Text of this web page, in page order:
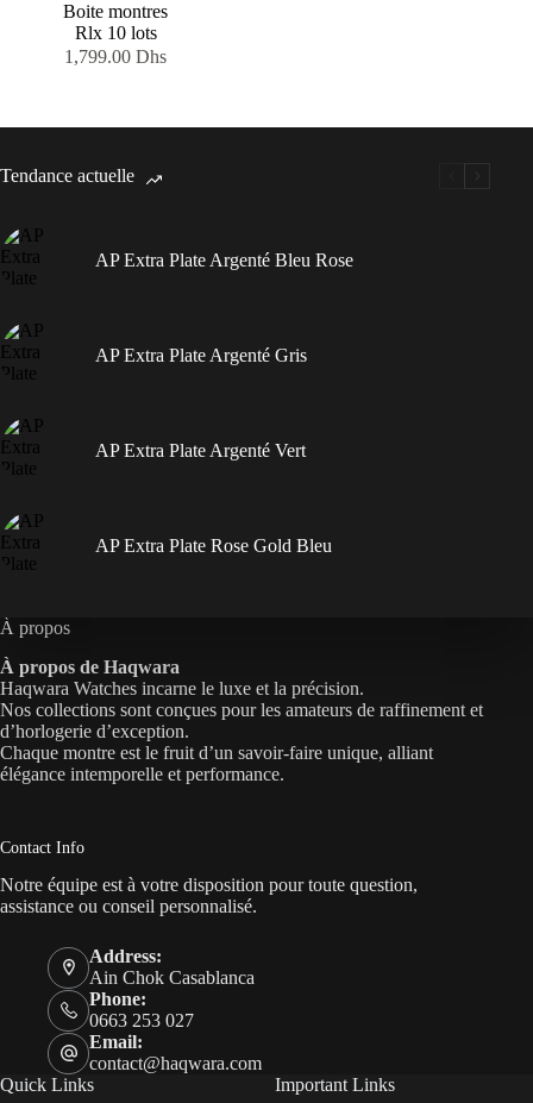
Boite montres
Rlx 10 lots
1,799.00Dhs
Tendance actuelle
AP Extra Plate Argenté Bleu Rose
AP Extra Plate Argenté Gris
AP Extra Plate Argenté Vert
AP Extra Plate Rose Gold Bleu
À propos
À propos de Haqwara
Haqwara Watches incarne le luxe et la précision.
Nos collections sont conçues pour les amateurs de raffinement et
d’horlogerie d’exception.
Chaque montre est le fruit d’un savoir-faire unique, alliant
élégance intemporelle et performance.
Contact Info
Notre équipe est à votre disposition pour toute question,
assistance ou conseil personnalisé.
Address:
Ain Chok Casablanca
Phone:
0663 253 027
Email:
contact@haqwara.com
Quick Links
Important Links